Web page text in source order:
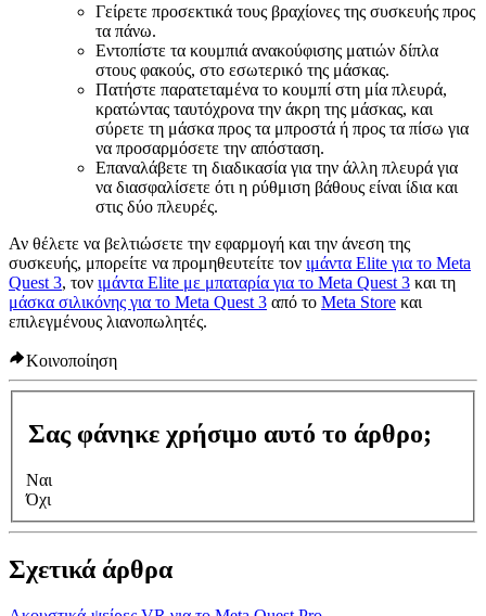
Γείρετε προσεκτικά τους βραχίονες της συσκευής προς
τα πάνω.
Εντοπίστε τα κουμπιά ανακούφισης ματιών δίπλα
στους φακούς, στο εσωτερικό της μάσκας.
Πατήστε παρατεταμένα το κουμπί στη μία πλευρά,
κρατώντας ταυτόχρονα την άκρη της μάσκας, και
σύρετε τη μάσκα προς τα μπροστά ή προς τα πίσω για
να προσαρμόσετε την απόσταση.
Επαναλάβετε τη διαδικασία για την άλλη πλευρά για
να διασφαλίσετε ότι η ρύθμιση βάθους είναι ίδια και
στις δύο πλευρές.
Αν θέλετε να βελτιώσετε την εφαρμογή και την άνεση της
συσκευής, μπορείτε να προμηθευτείτε τον ιμάντα Elite για το Meta
Quest 3, τον ιμάντα Elite με μπαταρία για το Meta Quest 3 και τη
μάσκα σιλικόνης για το Meta Quest 3 από το Meta Store και
επιλεγμένους λιανοπωλητές.
Κοινοποίηση
Σας φάνηκε χρήσιμο αυτό το άρθρο;
Ναι
Όχι
Σχετικά άρθρα